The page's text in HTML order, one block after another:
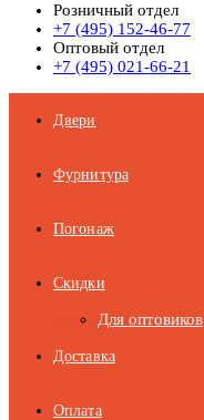
Розничный отдел
+7 (495) 152-46-77
Оптовый отдел
+7 (495) 021-66-21
Двери
Фурнитура
Погонаж
Скидки
Для оптовиков
Доставка
Оплата